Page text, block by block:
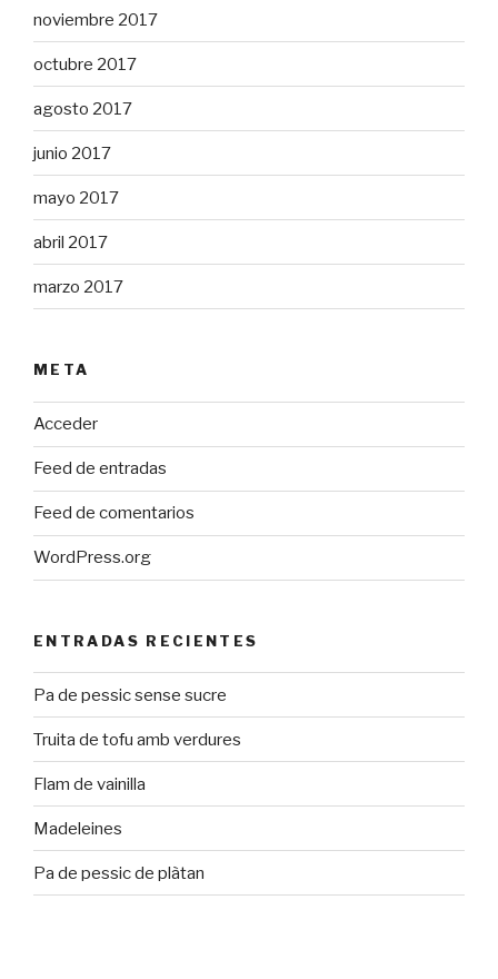
noviembre 2017
octubre 2017
agosto 2017
junio 2017
mayo 2017
abril 2017
marzo 2017
META
Acceder
Feed de entradas
Feed de comentarios
WordPress.org
ENTRADAS RECIENTES
Pa de pessic sense sucre
Truita de tofu amb verdures
Flam de vainilla
Madeleines
Pa de pessic de plàtan